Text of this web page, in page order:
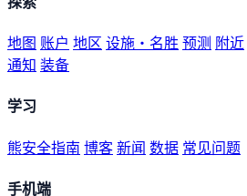
地图 账户 地区 设施・名胜 预测 附近
通知 装备
学习
熊安全指南 博客新闻 数据 常见问题
手机端